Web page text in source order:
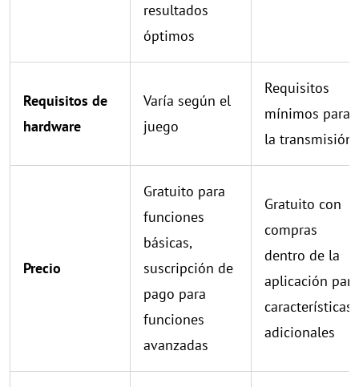
resultados
óptimos
Requisitos de
hardware
Varía según el
juego
Requisitos
mínimos para
la transmisión
Precio
Gratuito para
funciones
básicas,
suscripción de
pago para
funciones
avanzadas
Gratuito con
compras
dentro de la
aplicación para
características
adicionales